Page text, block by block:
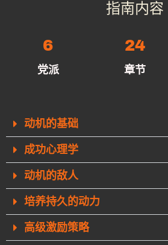
指南内容
6
党派
24
章节
动机的基础
成功心理学
动机的敌人
培养持久的动力
高级激励策略